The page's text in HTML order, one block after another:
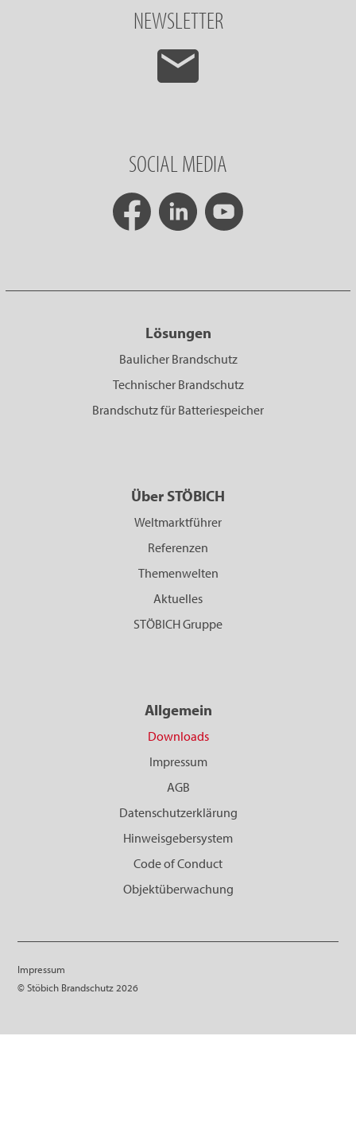
NEWSLETTER
SOCIAL MEDIA
Lösungen
Baulicher Brandschutz
Technischer Brandschutz
Brandschutz für Batteriespeicher
Über STÖBICH
Weltmarktführer
Referenzen
Themenwelten
Aktuelles
STÖBICH Gruppe
Allgemein
Downloads
Impressum
AGB
Datenschutzerklärung
Hinweisgebersystem
Code of Conduct
Objektüberwachung
Impressum
© Stöbich Brandschutz 2026